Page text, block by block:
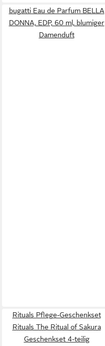
bugatti Eau de Parfum BELLA
DONNA, EDP, 60 ml, blumiger
Damenduft
Rituals Pflege-Geschenkset
Rituals The Ritual of Sakura
Geschenkset 4-teilig